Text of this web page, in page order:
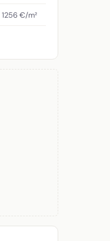
1256 €/m²